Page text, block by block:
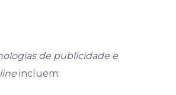
de publicidade e
incluem: